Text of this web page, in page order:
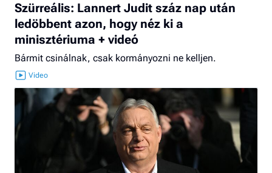
Szürreális: Lannert Judit száz nap után
ledöbbent azon, hogy néz ki a
minisztériuma + videó
Bármit csinálnak, csak kormányozni ne kelljen.